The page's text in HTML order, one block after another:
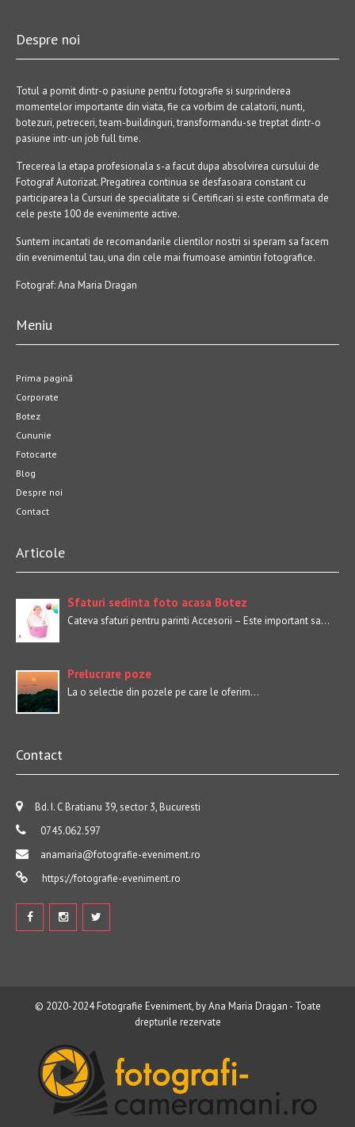
Despre noi
Totul a pornit dintr-o pasiune pentru fotografie si surprinderea
momentelor importante din viata, fie ca vorbim de calatorii, nunti,
botezuri, petreceri, team-buildinguri, transformandu-se treptat dintr-o
pasiune intr-un job full time.
Trecerea la etapa profesionala s-a facut dupa absolvirea cursului de
Fotograf Autorizat. Pregatirea continua se desfasoara constant cu
participarea la Cursuri de specialitate si Certificari si este confirmata de
cele peste 100 de evenimente active.
Suntem incantati de recomandarile clientilor nostri si speram sa facem
din evenimentul tau, una din cele mai frumoase amintiri fotografice.
Fotograf: Ana Maria Dragan
Meniu
Prima pagină
Corporate
Botez
Cununie
Fotocarte
Blog
Despre noi
Contact
Articole
Sfaturi sedinta foto acasa Botez
Cateva sfaturi pentru parinti Accesorii – Este important sa…
Prelucrare poze
La o selectie din pozele pe care le oferim…
Contact
Bd. I. C Bratianu 39, sector 3, Bucuresti
0745.062.597
anamaria@fotografie-eveniment.ro
https://fotografie-eveniment.ro
© 2020-2024Fotografie Eveniment, by Ana Maria Dragan - Toate
drepturile rezervate